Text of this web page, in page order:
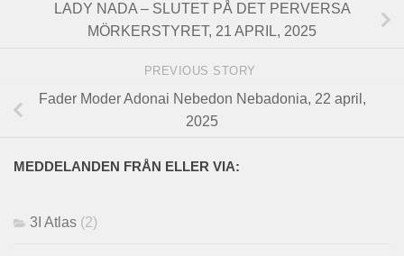
LADY NADA – SLUTET PÅ DET PERVERSA
MÖRKERSTYRET, 21 APRIL, 2025
PREVIOUS STORY
Fader Moder Adonai Nebedon Nebadonia, 22 april,
2025
MEDDELANDEN FRÅN ELLER VIA:
3I Atlas (2)